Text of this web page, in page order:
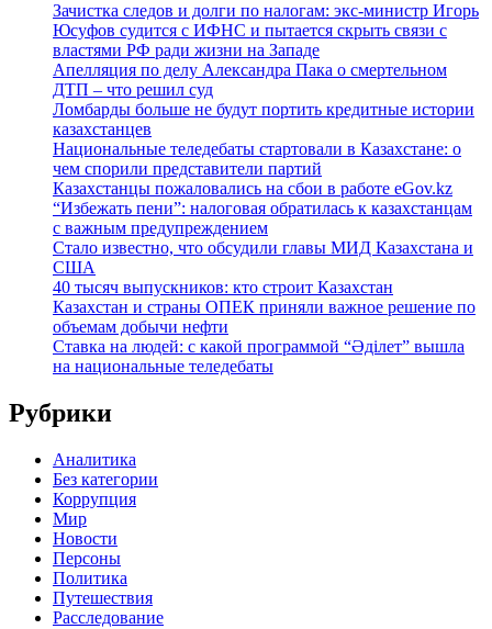
Зачистка следов и долги по налогам: экс-министр Игорь
Юсуфов судится с ИФНС и пытается скрыть связи с
властями РФ ради жизни на Западе
Апелляция по делу Александра Пака о смертельном
ДТП – что решил суд
Ломбарды больше не будут портить кредитные истории
казахстанцев
Национальные теледебаты стартовали в Казахстане: о
чем спорили представители партий
Казахстанцы пожаловались на сбои в работе eGov.kz
“Избежать пени”: налоговая обратилась к казахстанцам
с важным предупреждением
Стало известно, что обсудили главы МИД Казахстана и
США
40 тысяч выпускников: кто строит Казахстан
Казахстан и страны ОПЕК приняли важное решение по
объемам добычи нефти
Ставка на людей: с какой программой “Әділет” вышла
на национальные теледебаты
Рубрики
Аналитика
Без категории
Коррупция
Мир
Новости
Персоны
Политика
Путешествия
Расследование